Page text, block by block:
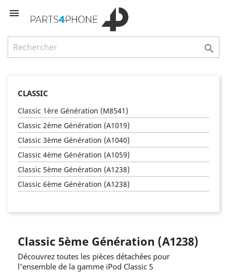


CLASSIC
Classic 1ère Génération (M8541)
Classic 2ème Génération (A1019)
Classic 3ème Génération (A1040)
Classic 4ème Génération (A1059)
Classic 5ème Génération (A1238)
Classic 6ème Génération (A1238)
Classic 5ème Génération (A1238)
Découvrez toutes les pièces détachées pour
l'ensemble de la gamme iPod Classic 5